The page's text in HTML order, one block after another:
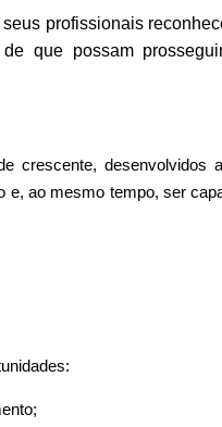
profissionais
que possam
crescente, desenvolvidos
e, ao mesmo tempo, ser